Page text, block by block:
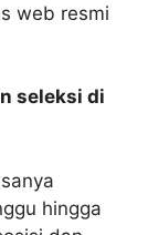
web resmi
seleksi di
hingga